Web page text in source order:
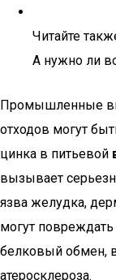
Читайте
А нужно ли
Промышленные
отходов могут
цинка в питьевой
вызывает
язва желудка,
могут
белковый обмен,
атеросклероза.